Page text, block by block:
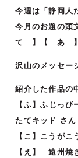
今週は「静岡⼈
今月のお題
て 】【 あ 】
沢山のメッセー
紹介した作品の
【ふ】ふじっぴ
たてキッド さん
【こ】こうが
【え】 遠州焼